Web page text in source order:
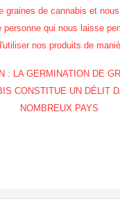
graines de cannabis et
personne qui nous laisse
nos produits de
: LA GERMINATION DE
CONSTITUE UN DÉLIT
NOMBREUX PAYS